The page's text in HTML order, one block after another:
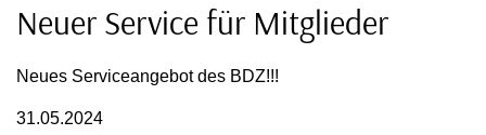
Neuer Service für Mitglieder
Neues Serviceangebot des BDZ!!!
31.05.2024